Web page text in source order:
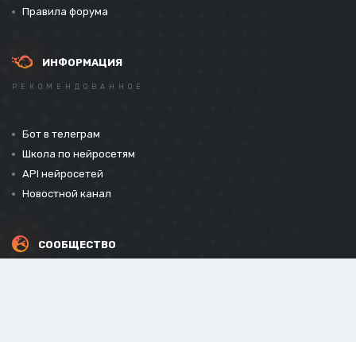
Правила форума
ИНФОРМАЦИЯ
РЕКОМЕНДОВАННОЕ
Бот в телеграм
Школа по нейросетям
API нейросетей
Новостной канал
СООБЩЕСТВО